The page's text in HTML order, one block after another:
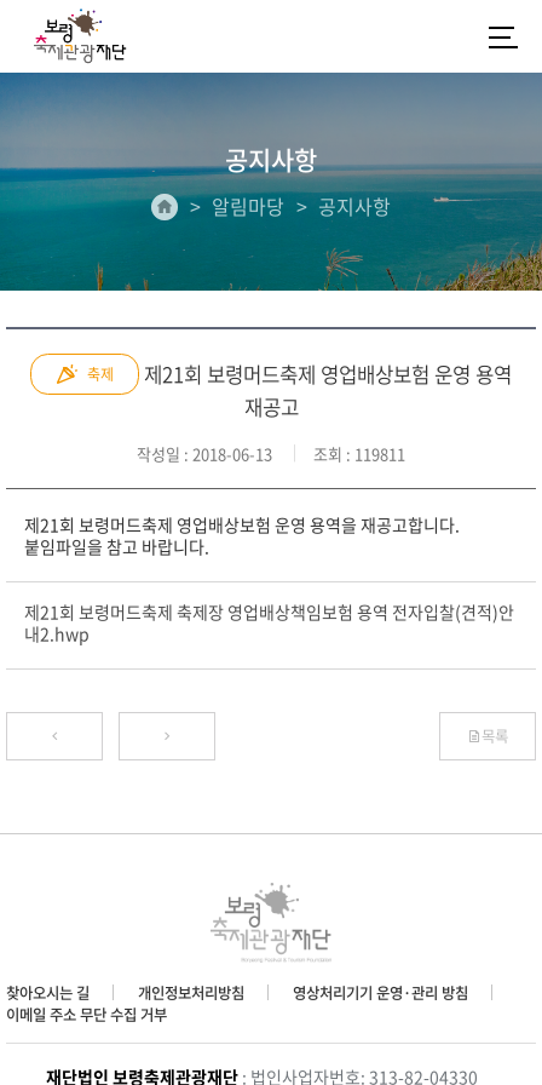
공지사항
알림마당 공지사항
축제
제21회 보령머드축제 영업배상보험 운영 용역
재공고
작성일 : 2018-06-13 조회 : 119811
제21회 보령머드축제 영업배상보험 운영 용역을 재공고합니다.
붙임파일을 참고 바랍니다.
제21회 보령머드축제 축제장 영업배상책임보험 용역 전자입찰(견적)안
내2.hwp
목록
찾아오시는 길 개인정보처리방침
영상처리기기 운영·관리 방침
이메일 주소 무단 수집 거부
재단법인 보령축제관광재단 : 법인사업자번호: 313-82-04330